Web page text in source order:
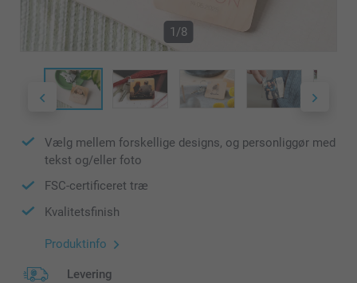
1/8
Vælg mellem forskellige designs, og personliggør med
tekst og/eller foto
FSC-certificeret træ
Kvalitetsfinish
Produktinfo
Levering